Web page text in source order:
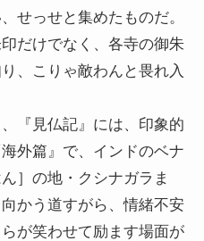
せっせと集めたものだ。
だけでなく、各寺の御朱
、こりゃ敵わんと畏れ入
『見仏記』には、印象的
外篇』で、インドのベナ
］の地・クシナガラま
かう道すがら、情緒不安
が笑わせて励ます場面が